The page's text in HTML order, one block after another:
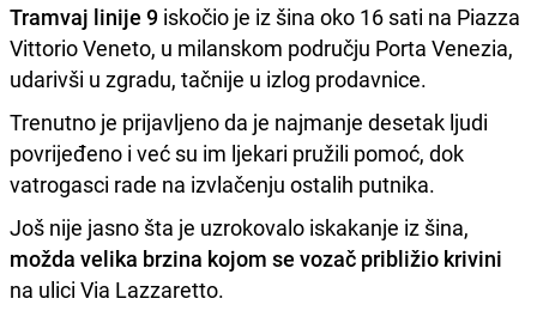
Tramvaj linije 9 iskočio je iz šina oko 16 sati na Piazza
Vittorio Veneto, u milanskom području Porta Venezia,
udarivši u zgradu, tačnije u izlog prodavnice.
Trenutno je prijavljeno da je najmanje desetak ljudi
povrijeđeno i već su im ljekari pružili pomoć, dok
vatrogasci rade na izvlačenju ostalih putnika.
Još nije jasno šta je uzrokovalo iskakanje iz šina,
možda velika brzina kojom se vozač približio krivini
na ulici Via Lazzaretto.